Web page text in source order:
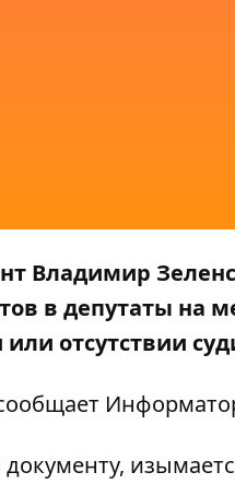
Владимир
в депутаты на
отсутствии
документу,